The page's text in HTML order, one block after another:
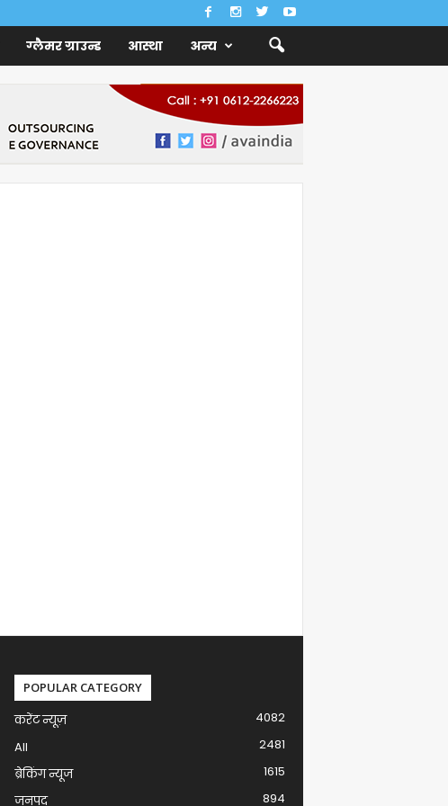
ग्लैमर ग्राउन्ड आस्था अन्य
POPULAR CATEGORY
करेंट न्यूज़
4082
All
2481
ब्रेकिंग न्यूज
1615
जनपद
894